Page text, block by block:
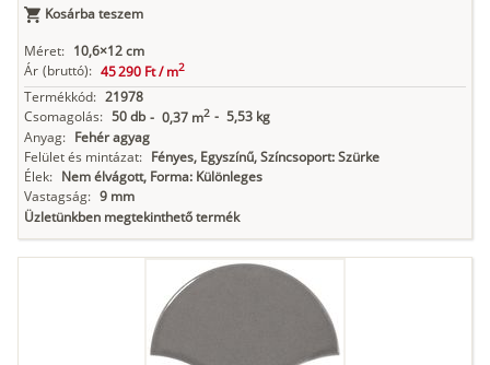
Kosárba teszem
Méret: 10,6×12 cm
Ár (bruttó): 45 290 Ft /m2
Termékkód: 21978
Csomagolás: 50 db - 0,37 m2 - 5,53 kg
Anyag: Fehér agyag
Felület és mintázat: Fényes, Egyszínű, Színcsoport: Szürke
Élek: Nem élvágott, Forma: Különleges
Vastagság: 9 mm
Üzletünkben megtekinthető termék